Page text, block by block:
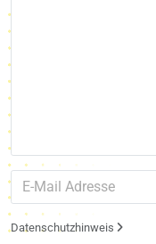
Datenschutzhinweis